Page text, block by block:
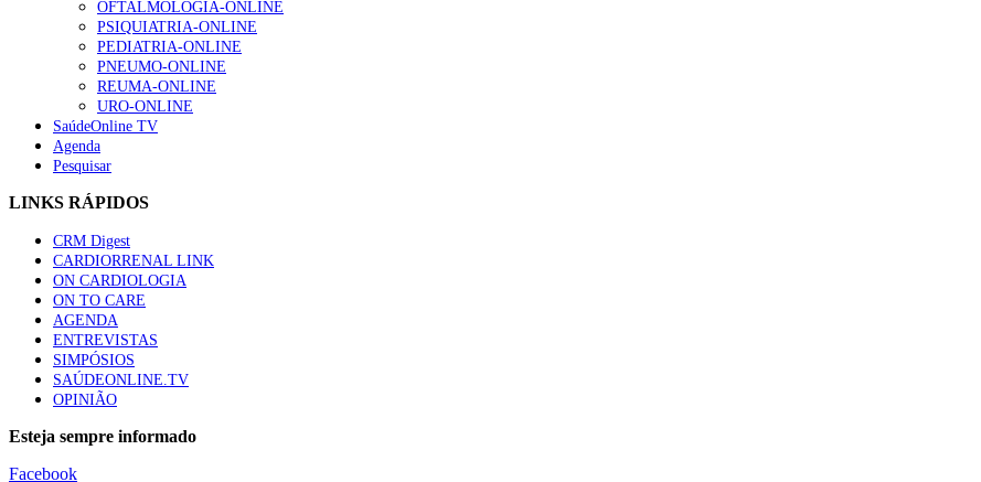
OFTALMOLOGIA-ONLINE
PSIQUIATRIA-ONLINE
PEDIATRIA-ONLINE
PNEUMO-ONLINE
REUMA-ONLINE
URO-ONLINE
SaúdeOnline TV
Agenda
Pesquisar
LINKS RÁPIDOS
CRM Digest
CARDIORRENAL LINK
ON CARDIOLOGIA
ON TO CARE
AGENDA
ENTREVISTAS
SIMPÓSIOS
SAÚDEONLINE.TV
OPINIÃO
Esteja sempre informado
Facebook